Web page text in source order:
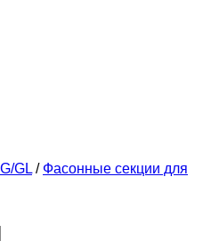
GL / Фасонные секции для